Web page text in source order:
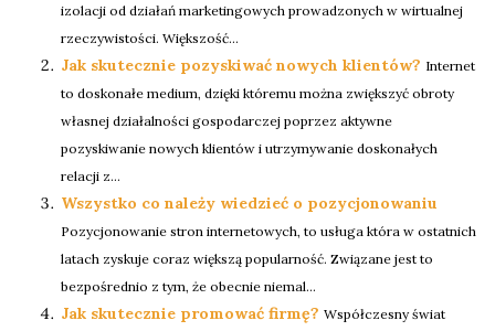
izolacji od działań marketingowych prowadzonych w wirtualnej
rzeczywistości. Większość...
Jak skutecznie pozyskiwać nowych klientów? Internet
to doskonałe medium, dzięki któremu można zwiększyć obroty
własnej działalności gospodarczej poprzez aktywne
pozyskiwanie nowych klientów i utrzymywanie doskonałych
relacji z...
Wszystko co należy wiedzieć o pozycjonowaniu
Pozycjonowanie stron internetowych, to usługa która w ostatnich
latach zyskuje coraz większą popularność. Związane jest to
bezpośrednio z tym, że obecnie niemal...
Jak skutecznie promować firmę? Współczesny świat